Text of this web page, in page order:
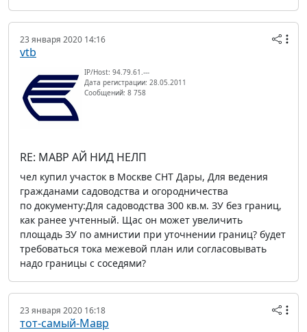
23 января 2020 14:16
vtb
IP/Host: 94.79.61.---
Дата регистрации: 28.05.2011
Сообщений: 8 758
RE: МАВР АЙ НИД НЕЛП
чел купил участок в Москве СНТ Дары, Для ведения
гражданами садоводства и огородничества
по документу:Для садоводства 300 кв.м. ЗУ без границ,
как ранее учтенный. Щас он может увеличить
площадь ЗУ по амнистии при уточнении границ? будет
требоваться тока межевой план или согласовывать
надо границы с соседями?
23 января 2020 16:18
тот-самый-Мавр